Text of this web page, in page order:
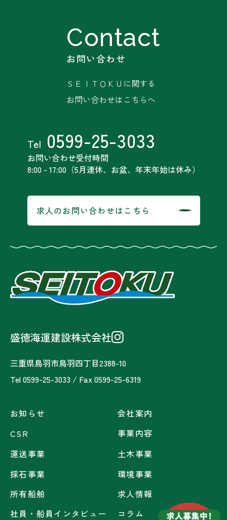
お問い合わせ
ＳＥＩＴＯＫＵに関する
お問い合わせはこちらへ
Tel 0599-25-3033
お問い合わせ受付時間
8:00 - 17:00（5月連休、お盆、年末年始は休み）
求人のお問い合わせはこちら
盛徳海運建設株式会社
三重県鳥羽市鳥羽四丁目2388-10
Tel 0599-25-3033 / Fax 0599-25-6319
お知らせ
会社案内
CSR
事業内容
運送事業
土木事業
採石事業
環境事業
所有船舶
求人情報
社員・船員インタビュー
コラム